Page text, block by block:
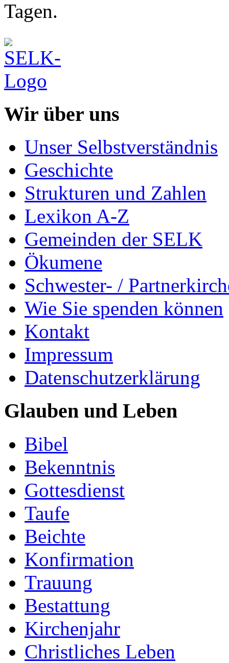
Tagen.
Wir über uns
Unser Selbstverständnis
Geschichte
Strukturen und Zahlen
Lexikon A-Z
Gemeinden der SELK
Ökumene
Schwester- /
Wie Sie spenden können
Kontakt
Impressum
Datenschutzerklärung
Glauben und Leben
Bibel
Bekenntnis
Gottesdienst
Taufe
Beichte
Konfirmation
Trauung
Bestattung
Kirchenjahr
Christliches Leben